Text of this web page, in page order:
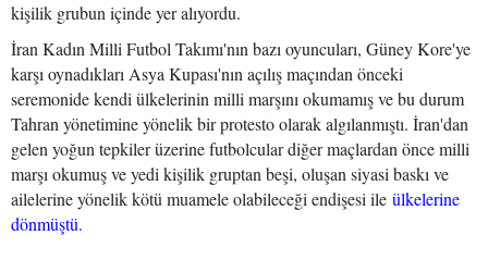
kişilik grubun içinde yer alıyordu.
İran Kadın Milli Futbol Takımı'nın bazı oyuncuları, Güney Kore'ye
karşı oynadıkları Asya Kupası'nın açılış maçından önceki
seremonide kendi ülkelerinin milli marşını okumamış ve bu durum
Tahran yönetimine yönelik bir protesto olarak algılanmıştı. İran'dan
gelen yoğun tepkiler üzerine futbolcular diğer maçlardan önce milli
marşı okumuş ve yedi kişilik gruptan beşi, oluşan siyasi baskı ve
ailelerine yönelik kötü muamele olabileceği endişesi ile ülkelerine
dönmüştü.